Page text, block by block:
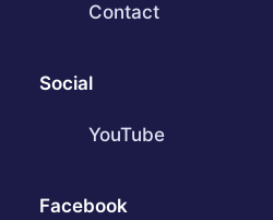
Contact
Social
YouTube
Facebook